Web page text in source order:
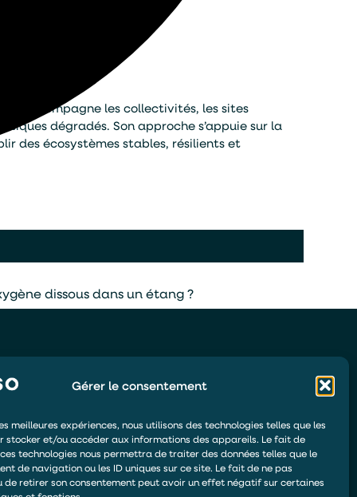
Gérer le consentement
meilleures expériences, nous utilisons des technologies telles que les
stocker et/ou accéder aux informations des appareils. Le fait de
technologies nous permettra de traiter des données telles que le
de navigation ou les ID uniques sur ce site. Le fait de ne pas
de retirer son consentement peut avoir un effet négatif sur certaines
dissous dans un étang ?
Il accompagne les collectivités, les sites
dégradés. Son approche s’appuie sur la
des écosystèmes stables, résilients et
ÊTRE RAPPELÉ
DEVENIR DISTRIBUTEUR
ESPACE DE PAIEMENT